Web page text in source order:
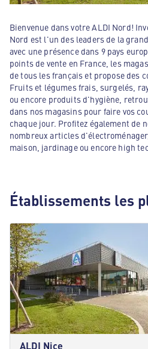
Bienvenue dans votre ALDI Nord!
Nord est l'un des leaders de la
avec une présence dans 9 pays
points de vente en France, les
de tous les français et propose des
Fruits et légumes frais, surgelés,
ou encore produits d'hygiène,
dans nos magasins pour faire vos
chaque jour. Profitez également de
nombreux articles
maison, jardinage ou encore high
Établissements les
ALDI Nice